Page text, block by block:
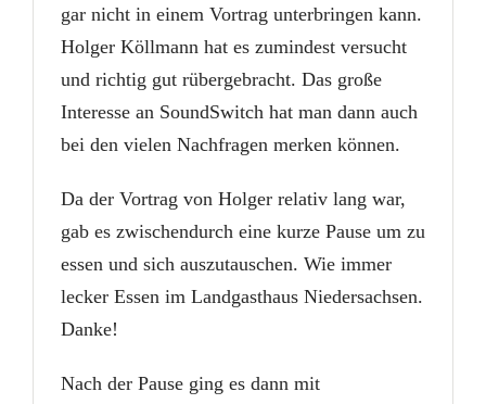
gar nicht in einem Vortrag unterbringen kann.
Holger Köllmann hat es zumindest versucht
und richtig gut rübergebracht. Das große
Interesse an SoundSwitch hat man dann auch
bei den vielen Nachfragen merken können.
Da der Vortrag von Holger relativ lang war,
gab es zwischendurch eine kurze Pause um zu
essen und sich auszutauschen. Wie immer
lecker Essen im Landgasthaus Niedersachsen.
Danke!
Nach der Pause ging es dann mit